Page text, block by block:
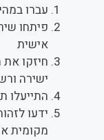
עברו
פיתחו
אישית
חיזקו
ישירה
התייעלו
ידעו
מקומית